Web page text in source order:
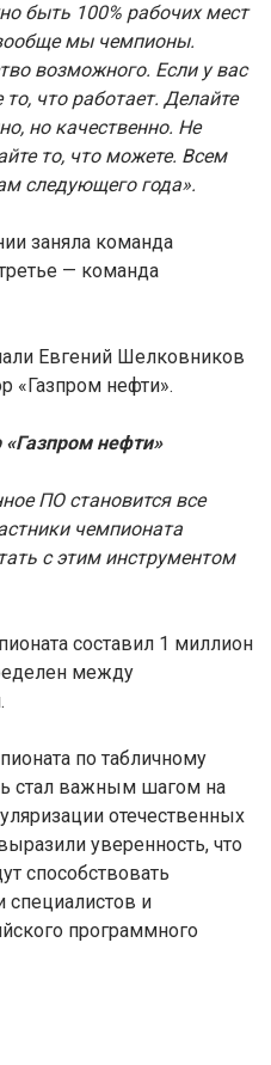
быть 100% рабочих мест
мы чемпионы.
возможного. Если у вас
то, что работает. Делайте
но качественно. Не
то, что можете. Всем
следующего года».
заняла команда
— команда
Евгений Шелковников
«Газпром нефти».
нефти»
ПО становится все
чемпионата
с этим инструментом
составил 1 миллион
между
по табличному
стал важным шагом на
отечественных
уверенность, что
способствовать
и
программного